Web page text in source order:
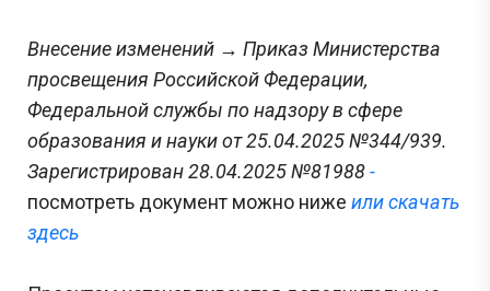
Внесение изменений → Приказ Министерства
просвещения Российской Федерации,
Федеральной службы по надзору в сфере
образования и науки от 25.04.2025 №344/939.
Зарегистрирован 28.04.2025 №81988-
посмотреть документ можно ниже или скачать
здесь